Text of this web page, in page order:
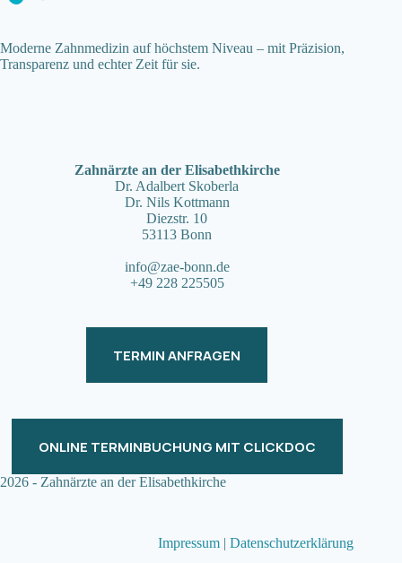
Moderne Zahnmedizin auf höchstem Niveau – mit Präzision,
Transparenz und echter Zeit für sie.
Zahnärzte an der Elisabethkirche
Dr. Adalbert Skoberla
Dr. Nils Kottmann
Diezstr. 10
53113 Bonn
info@zae-bonn.de
+49 228 225505
TERMIN ANFRAGEN
ONLINE TERMINBUCHUNG MIT CLICKDOC
2026 - Zahnärzte an der Elisabethkirche
Impressum |Datenschutzerklärung